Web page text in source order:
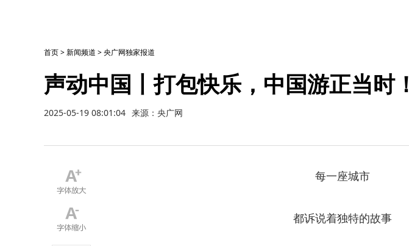
首页>新闻频道 >央广网独家报道
声动中国丨打包快乐，中国游正当时！
2025-05-19 08:01:04 来源：央广网
每一座城市
都诉说着独特的故事